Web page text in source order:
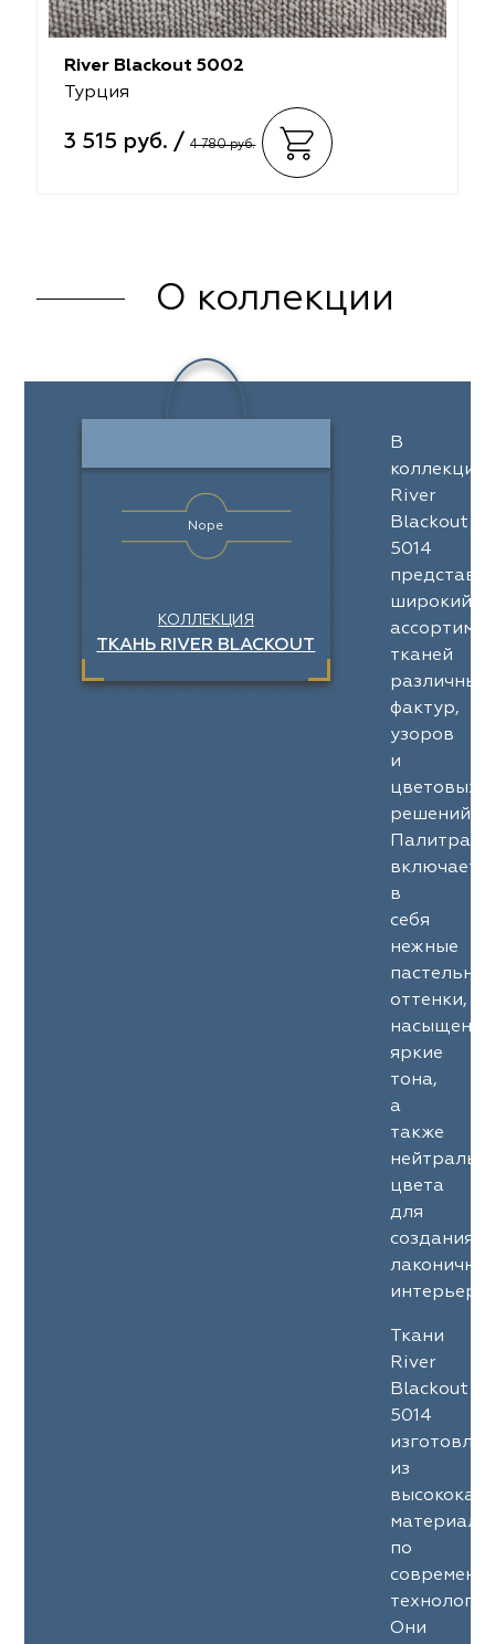
River Blackout 5002
Турция
3 515 руб. /4 780 руб.
О коллекции
Nope
КОЛЛЕКЦИЯ
ТКАНЬ RIVER BLACKOUT
В
коллекции
River
Blackout
5014
широкий
тканей
различных
фактур,
узоров
и
цветовых
решений.
Палитра
включает
в
себя
нежные
оттенки,
яркие
тона,
а
также
цвета
для
создания
Ткани
River
Blackout
5014
из
по
Они